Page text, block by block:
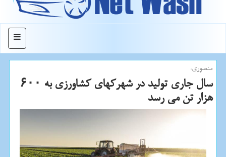
منو
منصوری:
سال جاری تولید در شهركهای كشاورزی به ۶۰۰
هزار تن می رسد